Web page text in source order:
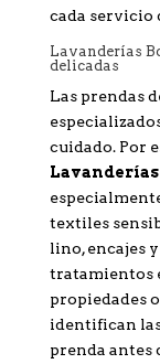
cada servicio
Lavanderías
delicadas
Las prendas
cuidado. Por
textiles
lino, encajes
tratamientos
propiedades
identifican
prenda antes